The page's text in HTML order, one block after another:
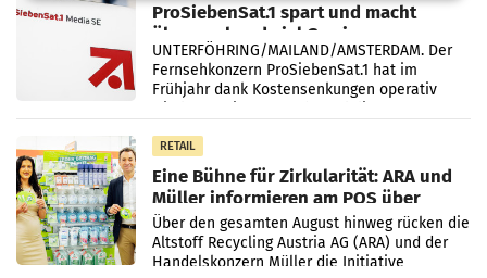
ProSiebenSat.1 spart und macht
überraschend viel Gewinn
UNTERFÖHRING/MAILAND/AMSTERDAM. Der
Fernsehkonzern ProSiebenSat.1 hat im
Frühjahr dank Kostensenkungen operativ
RETAIL
Eine Bühne für Zirkularität: ARA und
Müller informieren am POS über
Kreislauffähigkeit
Über den gesamten August hinweg rücken die
Altstoff Recycling Austria AG (ARA) und der
Handelskonzern Müller die Initiative